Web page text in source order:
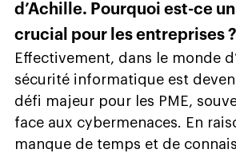
d’Achille. Pourquoi est-ce
crucial pour les entreprises ?
Effectivement, dans le monde
sécurité informatique est
défi majeur pour les PME,
face aux cybermenaces. En
manque de temps et de